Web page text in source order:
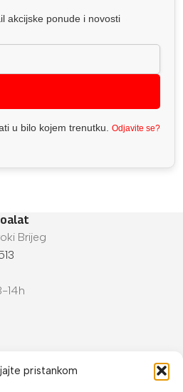
pristankom
akcijske ponude i novosti
u bilo kojem trenutku. Odjavite se?
Brijeg
14h